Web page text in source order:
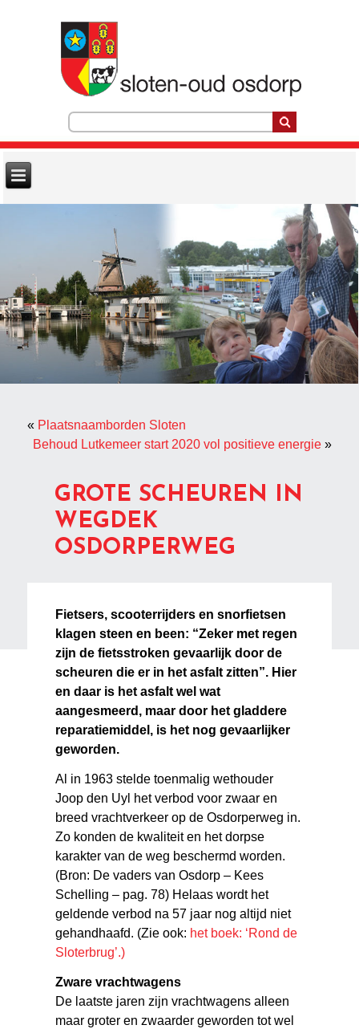
« Plaatsnaamborden Sloten
Behoud Lutkemeer start 2020 vol positieve energie»
GROTE SCHEUREN IN
WEGDEK
OSDORPERWEG
Fietsers, scooterrijders en snorfietsen
klagen steen en been: “Zeker met regen
zijn de fietsstroken gevaarlijk door de
scheuren die er in het asfalt zitten”. Hier
en daar is het asfalt wel wat
aangesmeerd, maar door het gladdere
reparatiemiddel, is het nog gevaarlijker
geworden.
Al in 1963 stelde toenmalig wethouder
Joop den Uyl het verbod voor zwaar en
breed vrachtverkeer op de Osdorperweg in.
Zo konden de kwaliteit en het dorpse
karakter van de weg beschermd worden.
(Bron: De vaders van Osdorp – Kees
Schelling – pag. 78) Helaas wordt het
geldende verbod na 57 jaar nog altijd niet
gehandhaafd. (Zie ook: het boek: ‘Rond de
Sloterbrug’.)
Zware vrachtwagens
De laatste jaren zijn vrachtwagens alleen
maar groter en zwaarder geworden tot wel